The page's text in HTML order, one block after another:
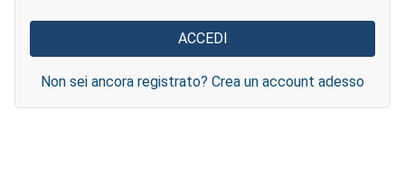
Non sei ancora registrato? Crea un account adesso